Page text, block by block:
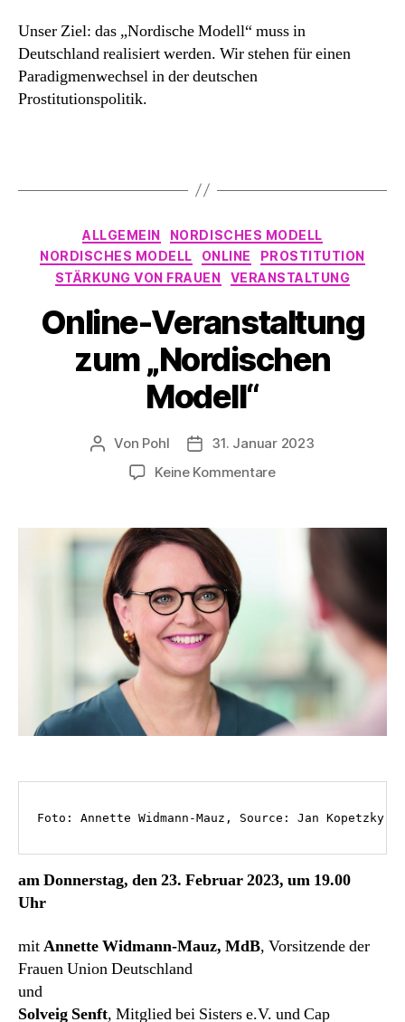
Unser Ziel: das „Nordische Modell“ muss in
Deutschland realisiert werden. Wir stehen für einen
Paradigmenwechsel in der deutschen
Prostitutionspolitik.
Kategorien
ALLGEMEIN
NORDISCHES MODELL
NORDISCHES MODELL
ONLINE
PROSTITUTION
STÄRKUNG VON FRAUEN
VERANSTALTUNG
Online-Veranstaltung
zum „Nordischen
Modell“
Beitragsautor
Von Pohl Beitragsdatum
31. Januar 2023
Keine Kommentarezu
zum
„Nordischen
Modell“
Foto: Annette Widmann-Mauz, Source: Jan Kopetzky
am Donnerstag, den 23. Februar 2023, um 19.00
Uhr
mitAnnette Widmann-Mauz, MdB, Vorsitzende der
Frauen Union Deutschland
und
Solveig Senft, Mitglied bei Sisters e.V. und Cap